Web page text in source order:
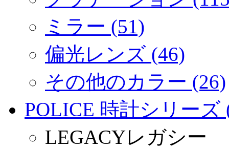
ミラー (51)
偏光レンズ (46)
その他のカラー (26)
POLICE 時計シリーズ
LEGACYレガシー